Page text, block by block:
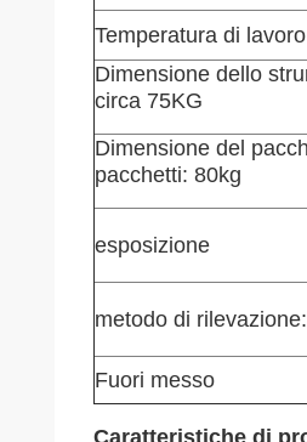
Temperatura di lavoro
Dimensione dello
circa 75KG
Dimensione del
pacchetti: 80kg
esposizione
metodo di rilevazione:
Fuori messo
Caratteristiche di